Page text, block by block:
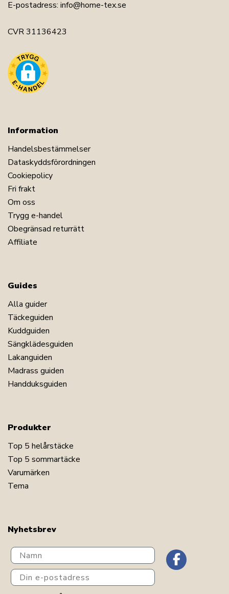
E-postadress: info@home-tex.se
CVR 31136423
Information
Handelsbestämmelser
Dataskyddsförordningen
Cookiepolicy
Fri frakt
Om oss
Trygg e-handel
Obegränsad returrätt
Affiliate
Guides
Alla guider
Täckeguiden
Kuddguiden
Sängklädesguiden
Lakanguiden
Madrass guiden
Handduksguiden
Produkter
Top 5 helårstäcke
Top 5 sommartäcke
Varumärken
Tema
Nyhetsbrev
Navn
Din e-postadress